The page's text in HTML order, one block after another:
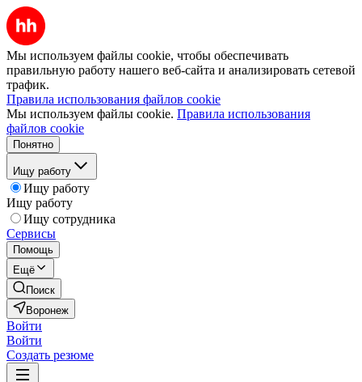
Мы используем файлы cookie, чтобы обеспечивать
правильную работу нашего веб-сайта и анализировать сетевой
трафик.
Правила использования файлов cookie
Мы используем файлы cookie. Правила использования
файлов cookie
Понятно
Ищу работу
Ищу работу
Ищу работу
Ищу сотрудника
Сервисы
Помощь
Ещё
Поиск
Воронеж
Войти
Войти
Создать резюме